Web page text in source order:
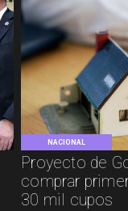
NACIONAL
Proyecto de
comprar
30 mil cupos